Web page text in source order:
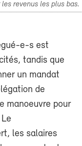
revenus les plus bas.
e-s est
tandis que
un mandat
de
manoeuvre pour
les salaires